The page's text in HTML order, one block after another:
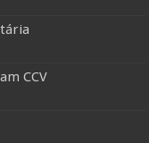
CCV